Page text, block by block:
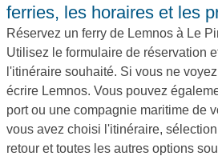
ferries, les horaires et les
Réservez un ferry de Lemnos à Le
Utilisez le formulaire de réservation
l'itinéraire souhaité. Si vous ne
écrire Lemnos. Vous pouvez
port ou une compagnie maritime de
vous avez choisi l'itinéraire,
retour et toutes les autres options